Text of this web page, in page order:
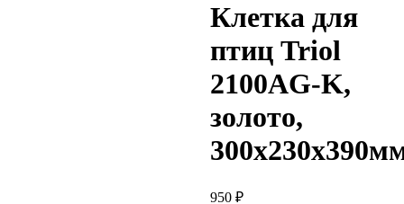
Клетка для
птиц Triol
2100AG-K,
золото,
950 ₽